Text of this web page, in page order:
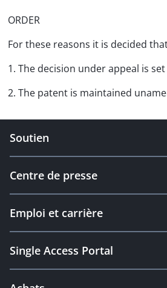
ORDER
For these reasons it is decided
1. The decision under appeal is set
2. The patent is maintained
Soutien
Centre de presse
Emploi et carrière
Single Access Portal